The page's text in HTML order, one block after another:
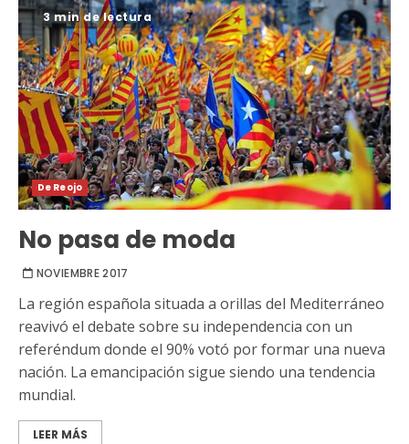
3 min de lectura
De Reojo
No pasa de moda
NOVIEMBRE 2017
La región española situada a orillas del Mediterráneo
reavivó el debate sobre su independencia con un
referéndum donde el 90% votó por formar una nueva
nación. La emancipación sigue siendo una tendencia
mundial.
LEER MÁS